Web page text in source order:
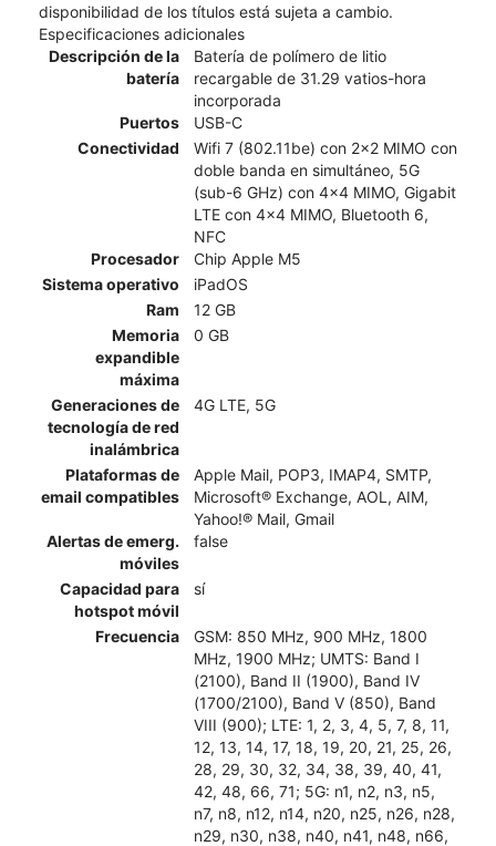
disponibilidad de los títulos está sujeta a cambio.
Especificaciones adicionales
Descripción de la
batería
Batería de polímero de litio
recargable de 31.29 vatios-hora
incorporada
Puertos
USB-C
Conectividad
Wifi 7 (802.11be) con 2x2 MIMO con
doble banda en simultáneo, 5G
(sub-6 GHz) con 4x4 MIMO, Gigabit
LTE con 4x4 MIMO, Bluetooth 6,
NFC
Procesador
Chip Apple M5
Sistema operativo
iPadOS
Ram
12 GB
Memoria
expandible
máxima
0 GB
Generaciones de
tecnología de red
inalámbrica
4G LTE, 5G
Plataformas de
email compatibles
Apple Mail, POP3, IMAP4, SMTP,
Microsoft® Exchange, AOL, AIM,
Yahoo!® Mail, Gmail
Alertas de emerg.
móviles
false
Capacidad para
hotspot móvil
sí
Frecuencia
GSM: 850 MHz, 900 MHz, 1800
MHz, 1900 MHz; UMTS: Band I
(2100), Band II (1900), Band IV
(1700/2100), Band V (850), Band
VIII (900); LTE: 1, 2, 3, 4, 5, 7, 8, 11,
12, 13, 14, 17, 18, 19, 20, 21, 25, 26,
28, 29, 30, 32, 34, 38, 39, 40, 41,
42, 48, 66, 71; 5G: n1, n2, n3, n5,
n7, n8, n12, n14, n20, n25, n26, n28,
n29, n30, n38, n40, n41, n48, n66,